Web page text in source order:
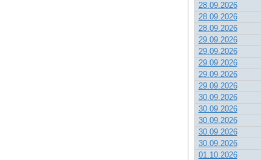
28.09.2026
28.09.2026
28.09.2026
29.09.2026
29.09.2026
29.09.2026
29.09.2026
29.09.2026
30.09.2026
30.09.2026
30.09.2026
30.09.2026
30.09.2026
01.10.2026